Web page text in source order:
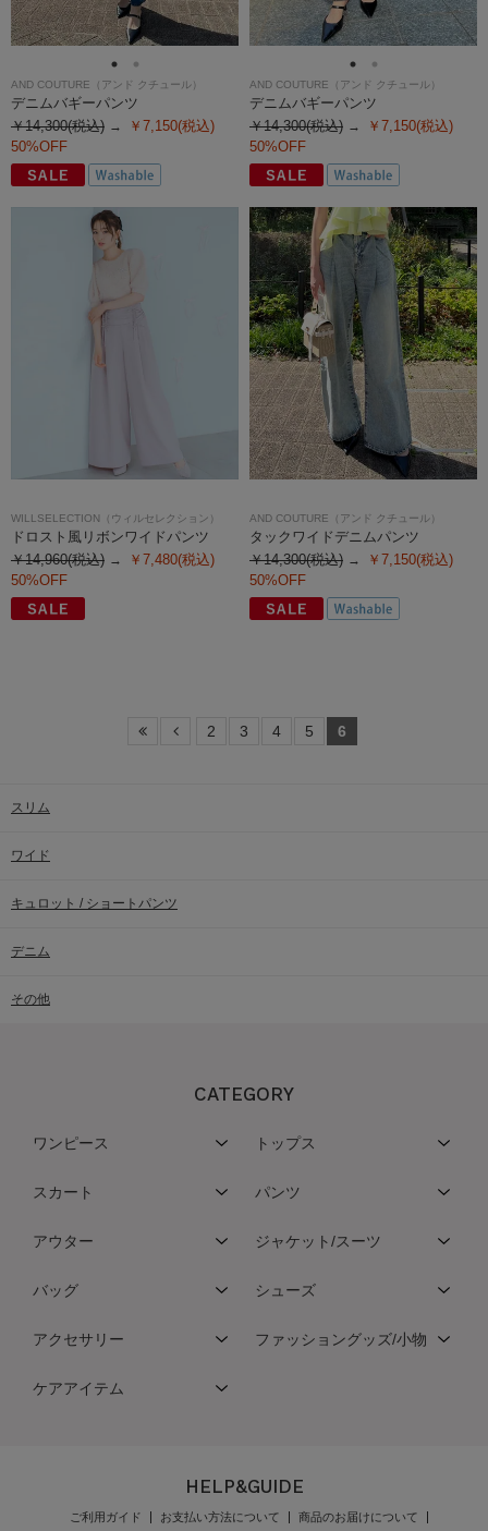
AND COUTURE（アンド クチュール）
デニムバギーパンツ
￥14,300(税込)
￥7,150(税込)
50%OFF
AND COUTURE（アンド クチュール）
デニムバギーパンツ
￥14,300(税込)
￥7,150(税込)
50%OFF
WILLSELECTION（ウィルセレクション）
ドロスト風リボンワイドパンツ
￥14,960(税込)
￥7,480(税込)
50%OFF
AND COUTURE（アンド クチュール）
タックワイドデニムパンツ
￥14,300(税込)
￥7,150(税込)
50%OFF
2 3 4 5 6
スリム
ワイド
キュロット / ショートパンツ
デニム
その他
CATEGORY
ワンピース トップス
スカート パンツ
アウター ジャケット/スーツ
バッグ シューズ
アクセサリー ファッショングッズ/小物
ケアアイテム
HELP&GUIDE
ご利用ガイド お支払い方法について 商品のお届けについて